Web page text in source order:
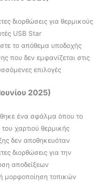
διορθώσεις για θερμικούς
USB Star
το απόθεμα υποδοχής
που δεν εμφανίζεται στις
επιλογές
2025)
ένα σφάλμα όπου το
χαρτιού θερμικής
δεν αποθηκευόταν
διορθώσεις για την
αποδείξεων
μορφοποίηση τοπικών